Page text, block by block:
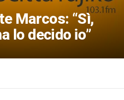
Marcos: “Sì,
lo decido io”